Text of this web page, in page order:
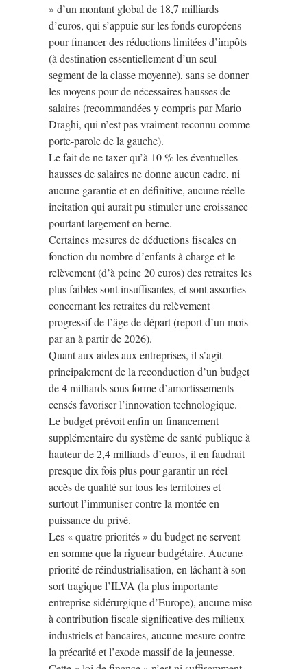
» d’un montant global de 18,7 milliards
d’euros, qui s’appuie sur les fonds européens
pour financer des réductions limitées d’impôts
(à destination essentiellement d’un seul
segment de la classe moyenne), sans se donner
les moyens pour de nécessaires hausses de
salaires (recommandées y compris par Mario
Draghi, qui n’est pas vraiment reconnu comme
porte-parole de la gauche).
Le fait de ne taxer qu’à 10 % les éventuelles
hausses de salaires ne donne aucun cadre, ni
aucune garantie et en définitive, aucune réelle
incitation qui aurait pu stimuler une croissance
pourtant largement en berne.
Certaines mesures de déductions fiscales en
fonction du nombre d’enfants à charge et le
relèvement (d’à peine 20 euros) des retraites les
plus faibles sont insuffisantes, et sont assorties
concernant les retraites du relèvement
progressif de l’âge de départ (report d’un mois
par an à partir de 2026).
Quant aux aides aux entreprises, il s’agit
principalement de la reconduction d’un budget
de 4 milliards sous forme d’amortissements
censés favoriser l’innovation technologique.
Le budget prévoit enfin un financement
supplémentaire du système de santé publique à
hauteur de 2,4 milliards d’euros, il en faudrait
presque dix fois plus pour garantir un réel
accès de qualité sur tous les territoires et
surtout l’immuniser contre la montée en
puissance du privé.
Les « quatre priorités » du budget ne servent
en somme que la rigueur budgétaire. Aucune
priorité de réindustrialisation, en lâchant à son
sort tragique l’ILVA (la plus importante
entreprise sidérurgique d’Europe), aucune mise
à contribution fiscale significative des milieux
industriels et bancaires, aucune mesure contre
la précarité et l’exode massif de la jeunesse.